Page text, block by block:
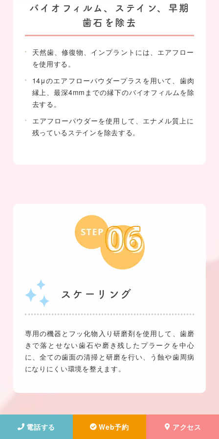
電話する Web予約 アクセス
バイオフィルム、ステイン、早期
歯石を除去
天然歯、修復物、インプラントには、エアフロー
を使用する。
14μのエアフローパウダープラスを用いて、歯肉
縁上、最深4mmまでの縁下のバイオフィルムを除
去する。
エアフローパウダーを使用して、エナメル質上に
残っているステインを除去する。
スケーリング
専用の機器とフッ化物入り研磨剤を使用して、歯磨
きで落とせない歯石や磨き残したプラークを中心
に、全ての歯面の清掃と研磨を行い、う蝕や歯周病
になりにくい環境を整えます。